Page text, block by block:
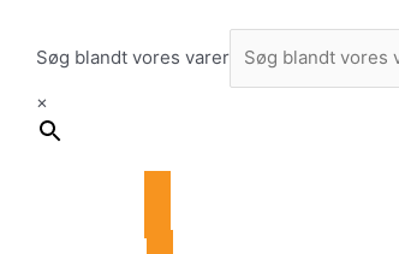
indholdet
Søg blandt vores varer
×